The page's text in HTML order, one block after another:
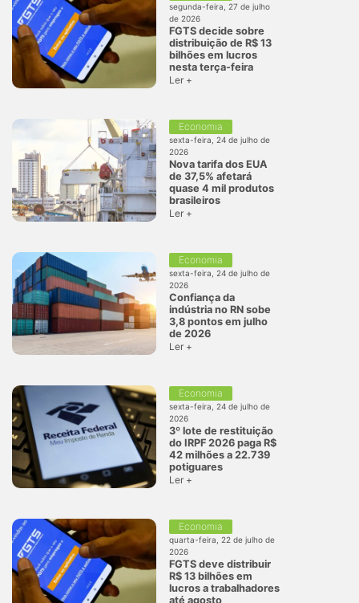
segunda-feira, 27 de julho
de 2026
FGTS decide sobre
distribuição de R$ 13
bilhões em lucros
nesta terça-feira
Ler +
Economia
sexta-feira, 24 de julho de
2026
Nova tarifa dos EUA
de 37,5% afetará
quase 4 mil produtos
brasileiros
Ler +
Economia
sexta-feira, 24 de julho de
2026
Confiança da
indústria no RN sobe
3,8 pontos em julho
de 2026
Ler +
Economia
sexta-feira, 24 de julho de
2026
3º lote de restituição
do IRPF 2026 paga R$
42 milhões a 22.739
potiguares
Ler +
Economia
quarta-feira, 22 de julho de
2026
FGTS deve distribuir
R$ 13 bilhões em
lucros a trabalhadores
até agosto